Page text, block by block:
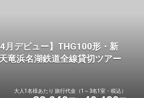
月デビュー】THG100形・新
竜浜名湖鉄道全線貸切ツアー
大人1名様あたり 旅行代金（1～3名1室・税込）